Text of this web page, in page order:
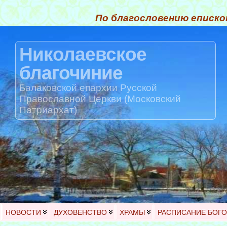
По благословению
Николаевское
благочиние
Балаковской епархии Русской
Православной Церкви (Московский
Патриархат)
НОВОСТИ ДУХОВЕНСТВО ХРАМЫ РАСПИСАНИЕ